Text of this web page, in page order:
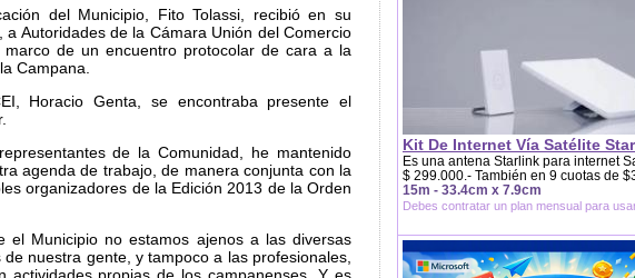
del Municipio, Fito Tolassi, recibió en su
a Autoridades de la Cámara Unión del Comercio
de un encuentro protocolar de cara a la
Campana.
Horacio Genta, se encontraba presente el
de la Comunidad, he mantenido
agenda de trabajo, de manera conjunta con la
organizadores de la Edición 2013 de la Orden
el Municipio no estamos ajenos a las diversas
nuestra gente, y tampoco a las profesionales,
Kit De Internet Vía Satélite
Es una antena Starlink para internet
$ 299.000.- También en 9 cuotas de
15m - 33.4cm x 7.9cm
Debes contratar un plan mensual para